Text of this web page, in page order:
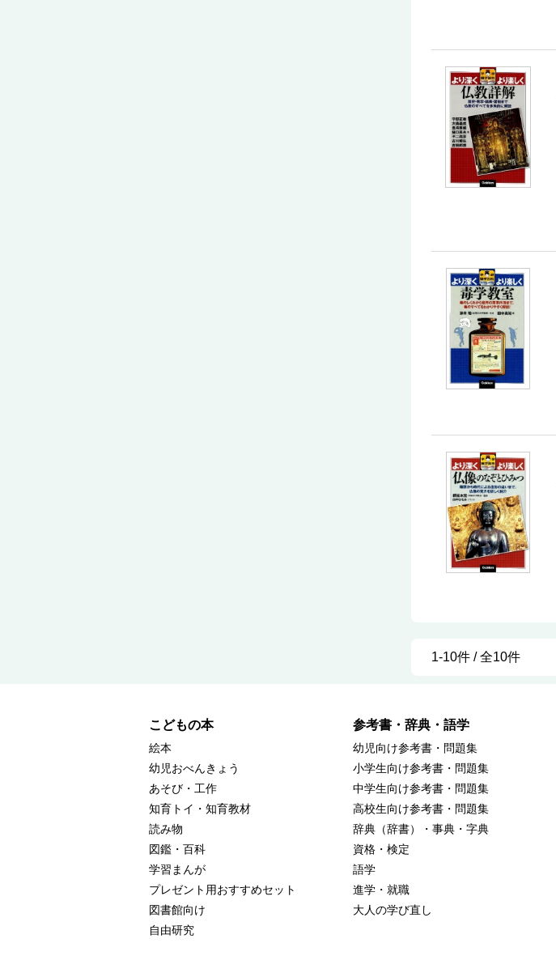
1-10件 / 全10件
こどもの本
絵本
幼児おべんきょう
あそび・工作
知育トイ・知育教材
読み物
図鑑・百科
学習まんが
プレゼント用おすすめセット
図書館向け
自由研究
参考書・辞典・語学
幼児向け参考書・問題集
小学生向け参考書・問題集
中学生向け参考書・問題集
高校生向け参考書・問題集
辞典（辞書）・事典・字典
資格・検定
語学
進学・就職
大人の学び直し